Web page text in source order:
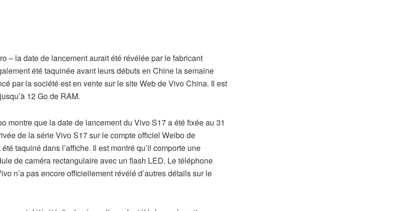
– la date de lancement aurait été révélée par le fabricant
été taquinée avant leurs débuts en Chine la semaine
par la société est en vente sur le site Web de Vivo China. Il est
12 Go de RAM.
montre que la date de lancement du Vivo S17 a été fixée au 31
de la série Vivo S17 sur le compte officiel Weibo de
taquiné dans l’affiche. Il est montré qu’il comporte une
de caméra rectangulaire avec un flash LED. Le téléphone
n’a pas encore officiellement révélé d’autres détails sur le